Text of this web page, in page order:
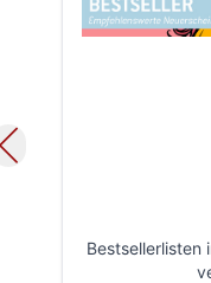
Bestsellerlisten